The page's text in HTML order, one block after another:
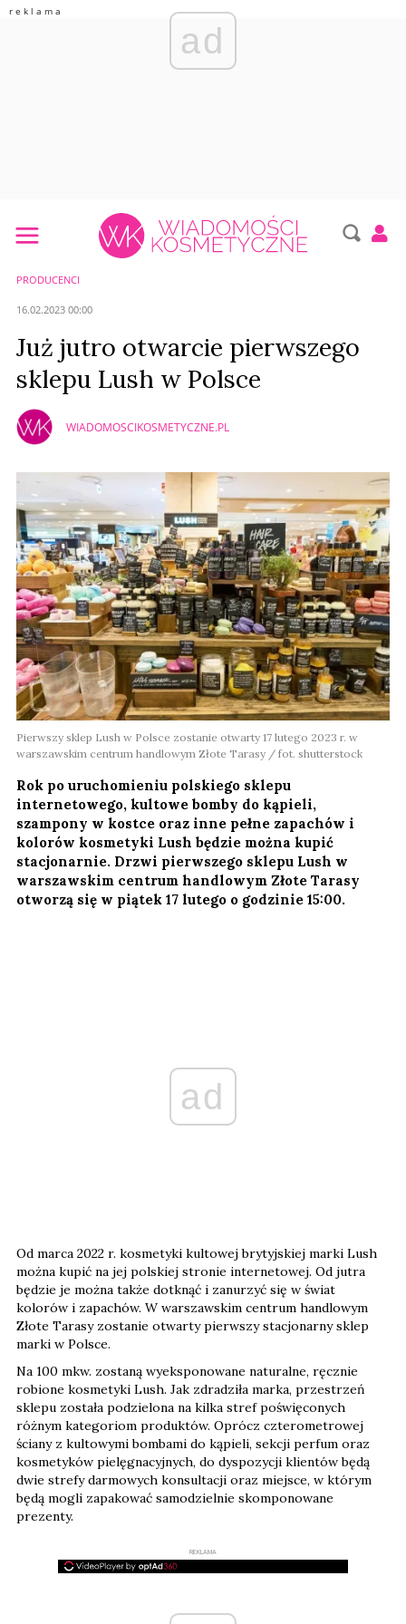
ad
PRODUCENCI
16.02.2023 00:00
Już jutro otwarcie pierwszego
sklepu Lush w Polsce
WIADOMOSCIKOSMETYCZNE.PL
Pierwszy sklep Lush w Polsce zostanie otwarty 17 lutego 2023 r. w
warszawskim centrum handlowym Złote Tarasy / fot. shutterstock
Rok po uruchomieniu polskiego sklepu
internetowego, kultowe bomby do kąpieli,
szampony w kostce oraz inne pełne zapachów i
kolorów kosmetyki Lush będzie można kupić
stacjonarnie. Drzwi pierwszego sklepu Lush w
warszawskim centrum handlowym Złote Tarasy
otworzą się w piątek 17 lutego o godzinie 15:00.
ad
Od marca 2022 r. kosmetyki kultowej brytyjskiej marki Lush
można kupić na jej polskiej stronie internetowej. Od jutra
będzie je można także dotknąć i zanurzyć się w świat
kolorów i zapachów. W warszawskim centrum handlowym
Złote Tarasy zostanie otwarty pierwszy stacjonarny sklep
marki w Polsce.
Na 100 mkw. zostaną wyeksponowane naturalne, ręcznie
robione kosmetyki Lush. Jak zdradziła marka, przestrzeń
sklepu została podzielona na kilka stref poświęconych
różnym kategoriom produktów. Oprócz czterometrowej
ściany z kultowymi bombami do kąpieli, sekcji perfum oraz
kosmetyków pielęgnacyjnych, do dyspozycji klientów będą
dwie strefy darmowych konsultacji oraz miejsce, w którym
będą mogli zapakować samodzielnie skomponowane
prezenty.
REKLAMA